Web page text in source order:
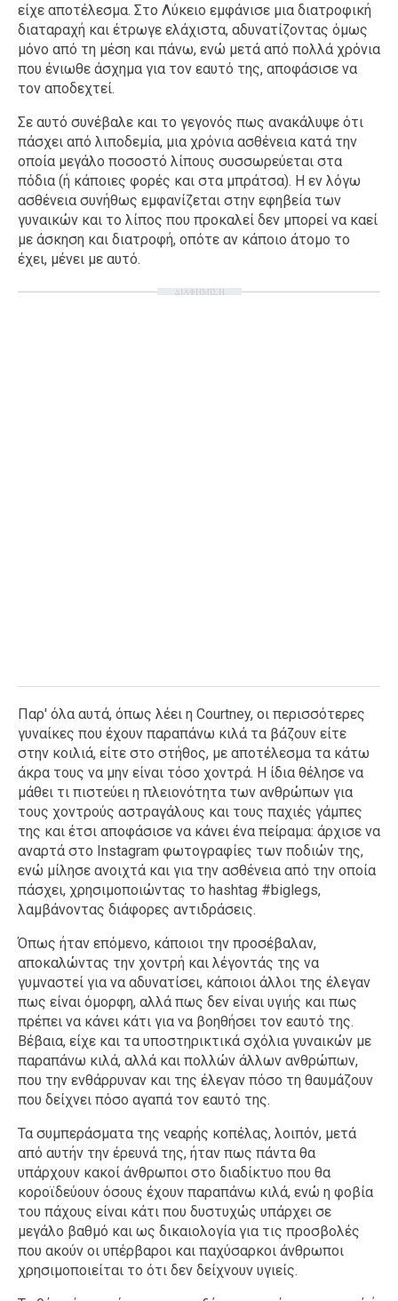
είχε αποτέλεσμα. Στο Λύκειο εμφάνισε μια διατροφική
διαταραχή και έτρωγε ελάχιστα, αδυνατίζοντας όμως
μόνο από τη μέση και πάνω, ενώ μετά από πολλά χρόνια
που ένιωθε άσχημα για τον εαυτό της, αποφάσισε να
τον αποδεχτεί.
Σε αυτό συνέβαλε και το γεγονός πως ανακάλυψε ότι
πάσχει από λιποδεμία, μια χρόνια ασθένεια κατά την
οποία μεγάλο ποσοστό λίπους συσσωρεύεται στα
πόδια (ή κάποιες φορές και στα μπράτσα). Η εν λόγω
ασθένεια συνήθως εμφανίζεται στην εφηβεία των
γυναικών και το λίπος που προκαλεί δεν μπορεί να καεί
με άσκηση και διατροφή, οπότε αν κάποιο άτομο το
έχει, μένει με αυτό.
ΔΙΑΦΗΜΙΣΗ
Παρ' όλα αυτά, όπως λέει η Courtney, οι περισσότερες
γυναίκες που έχουν παραπάνω κιλά τα βάζουν είτε
στην κοιλιά, είτε στο στήθος, με αποτέλεσμα τα κάτω
άκρα τους να μην είναι τόσο χοντρά. Η ίδια θέλησε να
μάθει τι πιστεύει η πλειονότητα των ανθρώπων για
τους χοντρούς αστραγάλους και τους παχιές γάμπες
της και έτσι αποφάσισε να κάνει ένα πείραμα: άρχισε να
αναρτά στο Instagram φωτογραφίες των ποδιών της,
ενώ μίλησε ανοιχτά και για την ασθένεια από την οποία
πάσχει, χρησιμοποιώντας το hashtag #biglegs,
λαμβάνοντας διάφορες αντιδράσεις.
Όπως ήταν επόμενο, κάποιοι την προσέβαλαν,
αποκαλώντας την χοντρή και λέγοντάς της να
γυμναστεί για να αδυνατίσει, κάποιοι άλλοι της έλεγαν
πως είναι όμορφη, αλλά πως δεν είναι υγιής και πως
πρέπει να κάνει κάτι για να βοηθήσει τον εαυτό της.
Βέβαια, είχε και τα υποστηρικτικά σχόλια γυναικών με
παραπάνω κιλά, αλλά και πολλών άλλων ανθρώπων,
που την ενθάρρυναν και της έλεγαν πόσο τη θαυμάζουν
που δείχνει πόσο αγαπά τον εαυτό της.
Τα συμπεράσματα της νεαρής κοπέλας, λοιπόν, μετά
από αυτήν την έρευνά της, ήταν πως πάντα θα
υπάρχουν κακοί άνθρωποι στο διαδίκτυο που θα
κοροϊδεύουν όσους έχουν παραπάνω κιλά, ενώ η φοβία
του πάχους είναι κάτι που δυστυχώς υπάρχει σε
μεγάλο βαθμό και ως δικαιολογία για τις προσβολές
που ακούν οι υπέρβαροι και παχύσαρκοι άνθρωποι
χρησιμοποιείται το ότι δεν δείχνουν υγιείς.